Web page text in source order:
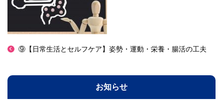
⑨【日常生活とセルフケア】姿勢・運動・栄養・腸活の工夫
お知らせ